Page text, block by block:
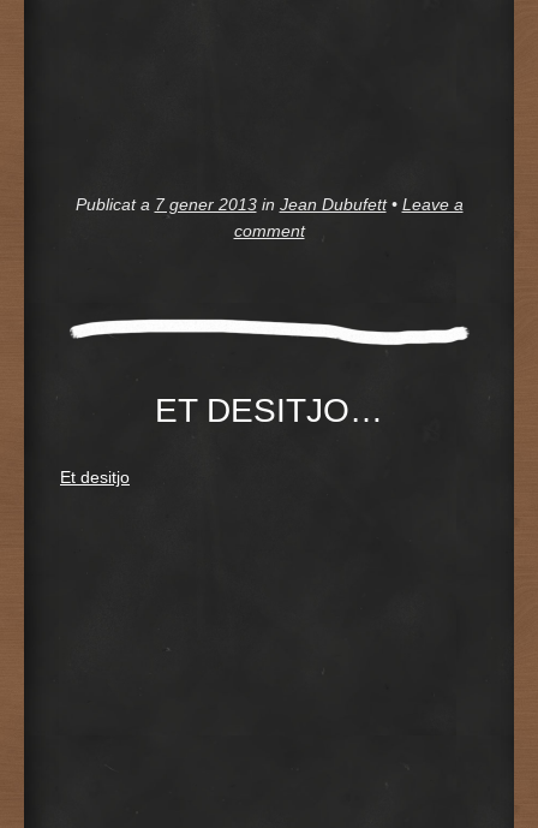
Publicat a 7 gener 2013 in Jean Dubufett • Leave a
comment
ET DESITJO…
Et desitjo